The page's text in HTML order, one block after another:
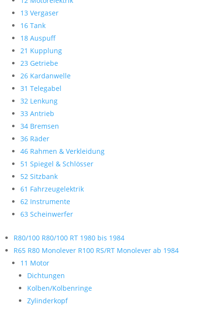
13 Vergaser
16 Tank
18 Auspuff
21 Kupplung
23 Getriebe
26 Kardanwelle
31 Telegabel
32 Lenkung
33 Antrieb
34 Bremsen
36 Räder
46 Rahmen & Verkleidung
51 Spiegel & Schlösser
52 Sitzbank
61 Fahrzeugelektrik
62 Instrumente
63 Scheinwerfer
R80/100 R80/100 RT 1980 bis 1984
R65 R80 Monolever R100 RS/RT Monolever ab 1984
11 Motor
Dichtungen
Kolben/Kolbenringe
Zylinderkopf